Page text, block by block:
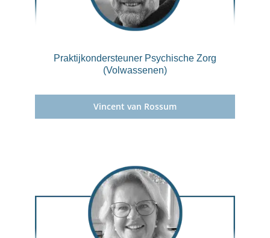
Praktijkondersteuner Psychische Zorg
(Volwassenen)
Vincent van Rossum